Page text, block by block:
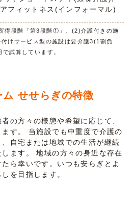
フィットネス(インフォーマル)
得段階「第3段階①」、(2)介護付きの施
けサービス型の施設は要介護3(1割負
試算しています。
せせらぎの特徴
の方々の様態や希望に応じて、
す。 当施設でも中重度で介護の
自宅または地域での生活が継続
ます。 地域の方々の身近な存在
ら幸いです。いつも安らぎとよ
を目指します。